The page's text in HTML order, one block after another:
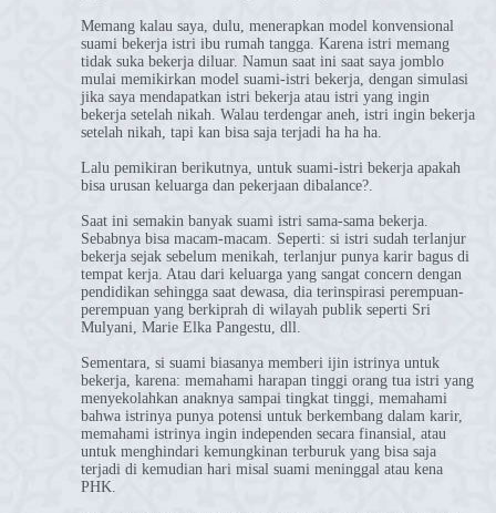
Memang kalau saya, dulu, menerapkan model konvensional
suami bekerja istri ibu rumah tangga. Karena istri memang
tidak suka bekerja diluar. Namun saat ini saat saya jomblo
mulai memikirkan model suami-istri bekerja, dengan simulasi
jika saya mendapatkan istri bekerja atau istri yang ingin
bekerja setelah nikah. Walau terdengar aneh, istri ingin bekerja
setelah nikah, tapi kan bisa saja terjadi ha ha ha.
Lalu pemikiran berikutnya, untuk suami-istri bekerja apakah
bisa urusan keluarga dan pekerjaan dibalance?.
Saat ini semakin banyak suami istri sama-sama bekerja.
Sebabnya bisa macam-macam. Seperti: si istri sudah terlanjur
bekerja sejak sebelum menikah, terlanjur punya karir bagus di
tempat kerja. Atau dari keluarga yang sangat concern dengan
pendidikan sehingga saat dewasa, dia terinspirasi perempuan-
perempuan yang berkiprah di wilayah publik seperti Sri
Mulyani, Marie Elka Pangestu, dll.
Sementara, si suami biasanya memberi ijin istrinya untuk
bekerja, karena: memahami harapan tinggi orang tua istri yang
menyekolahkan anaknya sampai tingkat tinggi, memahami
bahwa istrinya punya potensi untuk berkembang dalam karir,
memahami istrinya ingin independen secara finansial, atau
untuk menghindari kemungkinan terburuk yang bisa saja
terjadi di kemudian hari misal suami meninggal atau kena
PHK.